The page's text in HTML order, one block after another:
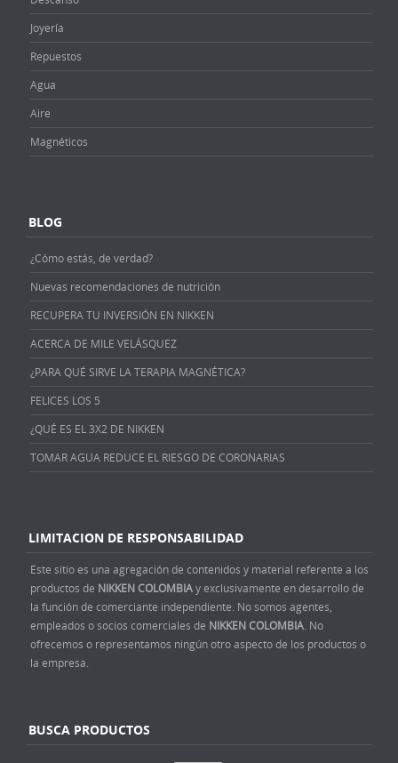
Joyería
Repuestos
Agua
Aire
Magnéticos
BLOG
¿Cómo estás, de verdad?
Nuevas recomendaciones de nutrición
RECUPERA TU INVERSIÓN EN NIKKEN
ACERCA DE MILE VELÁSQUEZ
¿PARA QUÉ SIRVE LA TERAPIA MAGNÉTICA?
FELICES LOS 5
¿QUÉ ES EL 3X2 DE NIKKEN
TOMAR AGUA REDUCE EL RIESGO DE CORONARIAS
LIMITACION DE RESPONSABILIDAD
Este sitio es una agregación de contenidos y material referente a los
productos de NIKKEN COLOMBIAy exclusivamente en desarrollo de
la función de comerciante independiente. No somos agentes,
empleados o socios comerciales de NIKKEN COLOMBIA . No
ofrecemos o representamos ningún otro aspecto de los productos o
la empresa.
BUSCA PRODUCTOS